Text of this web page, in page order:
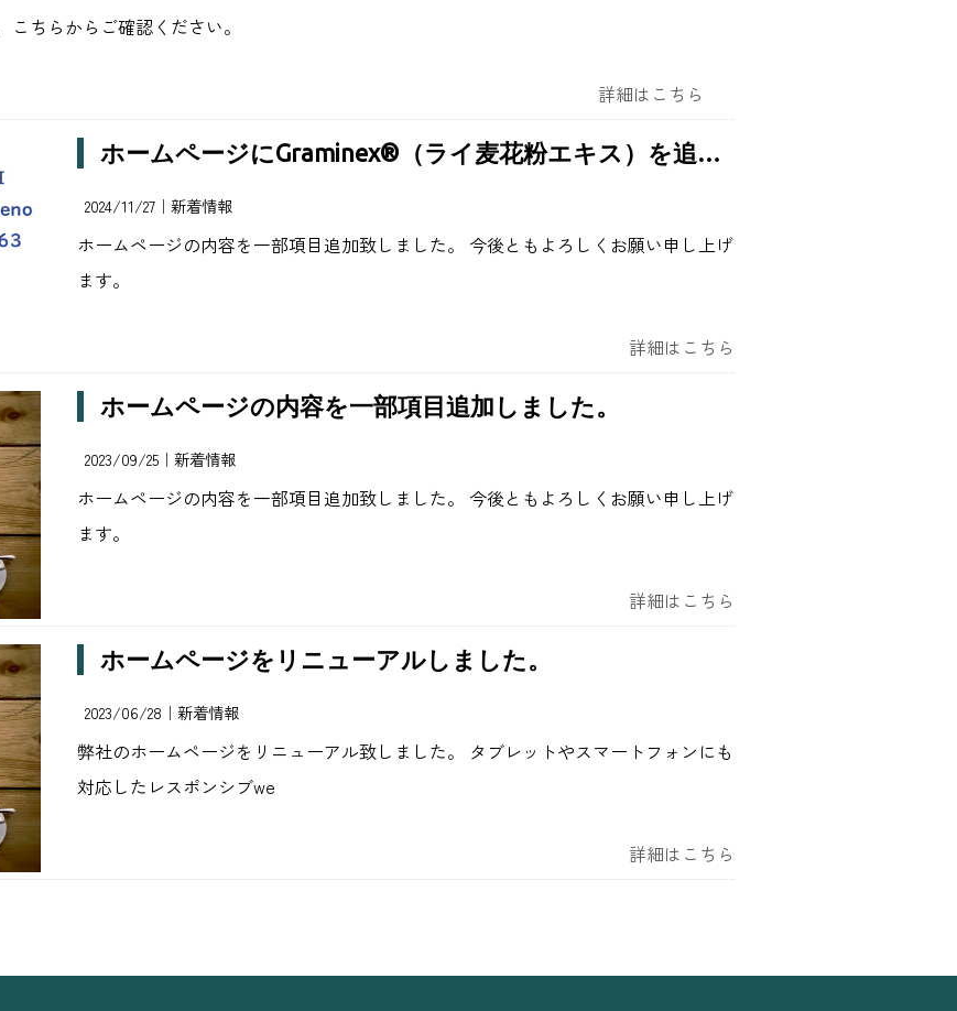
ちらからご確認ください。
詳細はこちら
ホームページにGraminex®（ライ麦花粉エキス）を追加しました
2024/11/27｜ 新着情報
ホームページの内容を一部項目追加致しました。 今後ともよろしくお願い申し上げ
ます。
詳細はこちら
ホームページの内容を一部項目追加しました。
2023/09/25｜ 新着情報
ホームページの内容を一部項目追加致しました。 今後ともよろしくお願い申し上げ
ます。
詳細はこちら
ホームページをリニューアルしました。
2023/06/28｜ 新着情報
弊社のホームページをリニューアル致しました。 タブレットやスマートフォンにも
対応したレスポンシブwe
詳細はこちら